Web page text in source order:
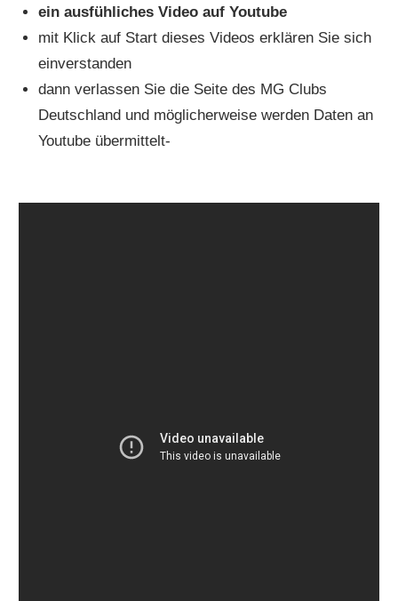
ein ausfühliches Video auf Youtube
mit Klick auf Start dieses Videos erklären Sie sich
einverstanden
dann verlassen Sie die Seite des MG Clubs
Deutschland und möglicherweise werden Daten an
Youtube übermittelt-